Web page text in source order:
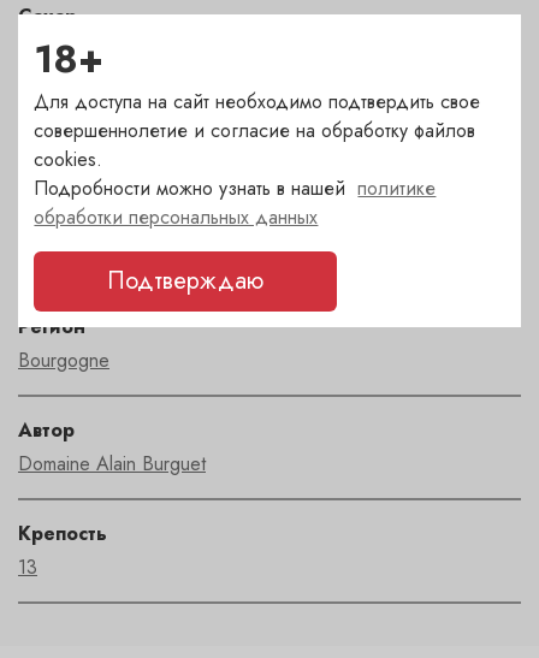
Сахар
сухое
Страна
Франция
Сорт
пино нуар
Регион
Bourgogne
Автор
Domaine Alain Burguet
Крепость
13
18+
Для доступа на сайт необходимо подтвердить свое
совершеннолетие и согласие на обработку файлов
cookies.
Подробности можно узнать в нашейполитике
обработки персональных данных
Подтверждаю